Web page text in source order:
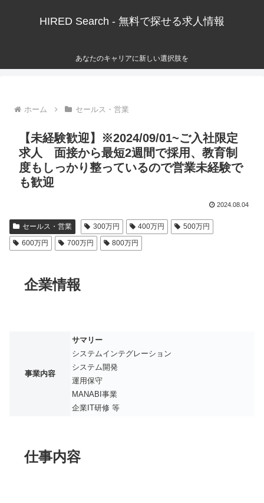
HIRED Search - 無料で探せる求人情報
あなたのキャリアに新しい選択肢を
ホーム セールス・営業
【未経験歓迎】※2024/09/01~ご入社限定
求人 面接から最短2週間で採用、教育制
度もしっかり整っているので営業未経験で
も歓迎
2024.08.04
セールス・営業 300万円 400万円
500万円
600万円
700万円 800万円
企業情報
事業内容
サマリー
システムインテグレーション
システム開発
運用保守
MANABI事業
企業IT研修 等
仕事内容